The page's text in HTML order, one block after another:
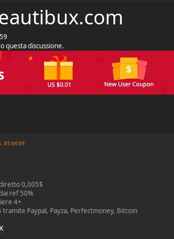
questa discussione.
01:04:59
0,005$
ref 50%
4+
tramite Paypal, Payza, Perfectmoney, Bitcoin